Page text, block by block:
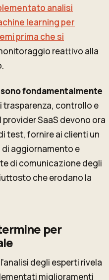
analisi
learning per
prima che si
reattivo alla
fondamentalmente
trasparenza, controllo e
SaaS devono ora
test, fornire ai clienti un
aggiornamento e
di comunicazione degli
che erodano la
per
degli esperti rivela
miglioramenti